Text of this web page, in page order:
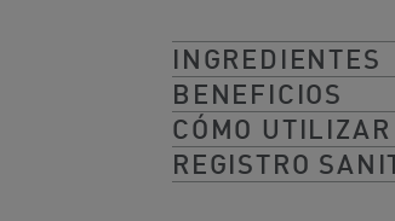
INGREDIENTES
BENEFICIOS
CÓMO UTILIZAR
REGISTRO